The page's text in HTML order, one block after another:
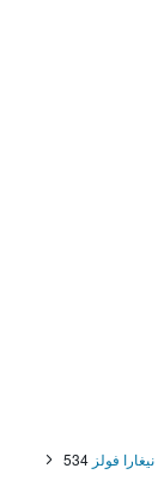
نيغارا فولز 534